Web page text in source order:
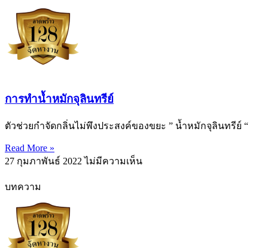
การทำน้ำหมักจุลินทรีย์
ตัวช่วยกำจัดกลิ่นไม่พึงประสงค์ของขยะ ” น้ำหมักจุลินทรีย์ “
Read More »
27 กุมภาพันธ์ 2022ไม่มีความเห็น
บทความ